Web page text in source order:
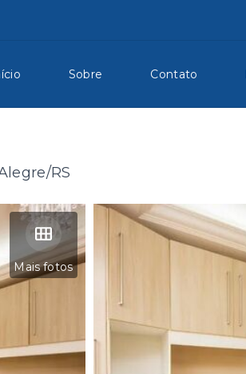
Sobre Contato
RS
Mais fotos